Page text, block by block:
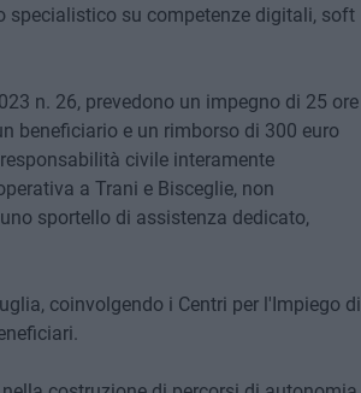
specialistico su competenze digitali, soft
n. 26, prevedono un impegno di 25 ore
beneficiario e un rimborso di 300 euro
civile interamente
a Trani e Bisceglie, non
sportello di assistenza dedicato,
coinvolgendo i Centri per l'Impiego di